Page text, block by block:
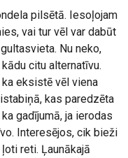
pilsētā. Iesoļojam
vai tur vēl var dabūt
Nu neko,
citu alternatīvu.
eksistē vēl viena
kas paredzēta
gadījumā, ja ierodas
Interesējos, cik bieži
reti. Ļaunākajā